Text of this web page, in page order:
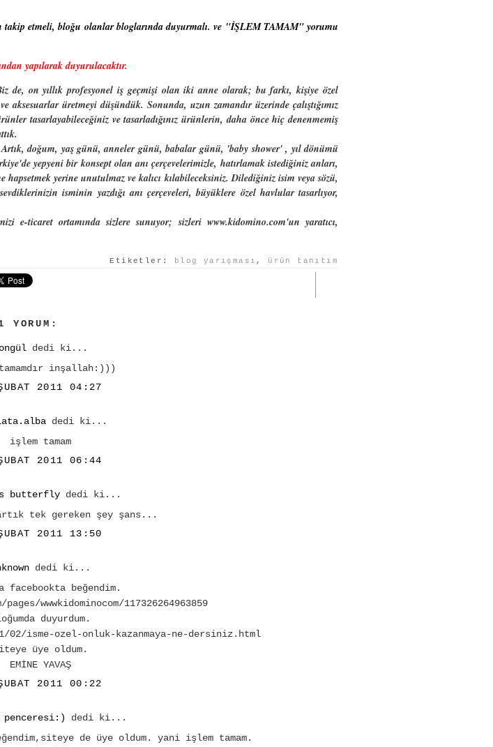
etmeli, bloğu olanlar bloglarında duyurmalı. ve "İŞLEM TAMAM" yorumu
yapılarak duyurulacaktır.
de, on yıllık profesyonel iş geçmişi olan iki anne olarak; bu farkı, kişiye özel
aksesuarlar üretmeyi düşündük. Sonunda, uzun zamandır üzerinde çalıştığımız
tasarlayabileceğiniz ve tasarladığınız ürünlerin, daha önce hiç denenmemiş
doğum, yaş günü, anneler günü, babalar günü, 'baby shower' , yıl dönümü
yepyeni bir konsept olan anı çerçevelerimizle, hatırlamak istediğiniz anları,
yerine unutulmaz ve kalıcı kılabileceksiniz. Dilediğiniz isim veya sözü,
isminin yazdığı anı çerçeveleri, büyüklere özel havlular tasarlıyor,
ticaret ortamında sizlere sunuyor; sizleri www.kidomino.com'un yaratıcı,
Etiketler: blog yarışması , ürün tanıtım
YORUM:
dedi ki...
inşallah:)))
2011 04:27
dedi ki...
işlem tamam
2011 06:44
butterflydedi ki...
tek gereken şey şans...
2011 13:50
dedi ki...
facebookta beğendim.
wwwkidominocom/117326264963859
duyurdum.
02/isme-ozel-onluk-kazanmaya-ne-dersiniz.html
üye oldum.
EMİNE YAVAŞ
2011 00:22
penceresi:) dedi ki...
de üye oldum. yani işlem tamam.